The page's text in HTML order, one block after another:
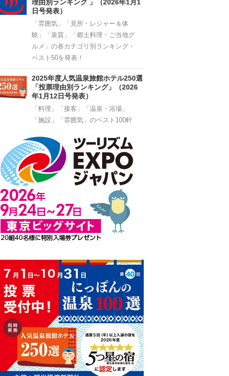
理由別ランキング 」（2026年1月1
日号発表）
「雰囲気」「見所・レジャー＆体
験」「泉質」「郷土料理・ご当地グ
ルメ」の各カテゴリ別ランキング・
ベスト50を発表！
2025年度人気温泉旅館ホテル250選
「投票理由別ランキング」（2026
年1月12日号発表）
「料理」「接客」「温泉・浴場」
「施設」「雰囲気」のベスト100軒